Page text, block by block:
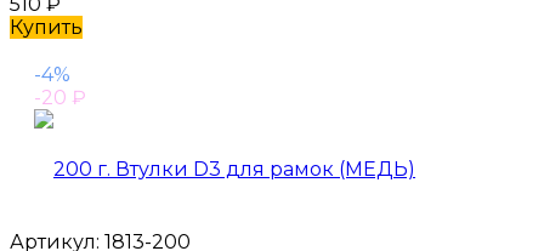
Купить
-4%
-20 ₽
Артикул: 1813-200